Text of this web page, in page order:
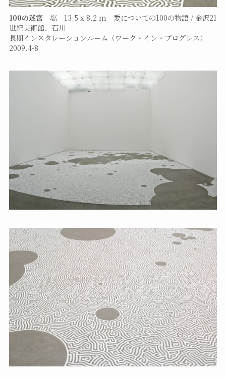
100の迷宮塩 13.5 x 8.2 m 愛についての100の物語 / 金沢21
世紀美術館、石川
長期インスタレーションルーム（ワーク・イン・プログレス）
2009.4-8